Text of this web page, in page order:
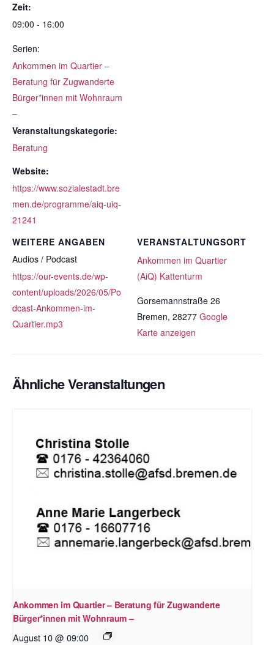
Zeit:
09:00 - 16:00
Serien:
Ankommen im Quartier –
Beratung für Zugwanderte
Bürger*innen mit Wohnraum
–
Veranstaltungskategorie:
Beratung
Website:
https://www.sozialestadt.bre
men.de/programme/aiq-uiq-
21241
VERANSTALTUNGSORT
Ankommen im Quartier
(AiQ) Kattenturm
Gorsemannstraße 26
Bremen, 28277 Google
Karte anzeigen
WEITERE ANGABEN
Audios / Podcast
https://our-events.de/wp-
content/uploads/2026/05/Po
dcast-Ankommen-im-
Quartier.mp3
Ähnliche Veranstaltungen
Ankommen im Quartier – Beratung für Zugwanderte
Bürger*innen mit Wohnraum –
August 10 @ 09:00